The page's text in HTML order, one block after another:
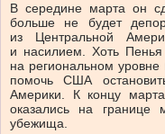
В середине марта он
больше не будет
из Центральной
и насилием. Хоть Пенья
на региональном
помочь США
Америки. К концу
оказались на границе
убежища.